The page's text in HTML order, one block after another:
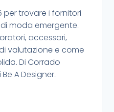
trovare i fornitori
moda emergente.
accessori,
valutazione e come
Di Corrado
A Designer.